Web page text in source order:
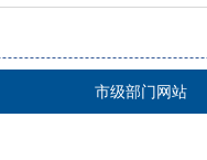
市级部门网站